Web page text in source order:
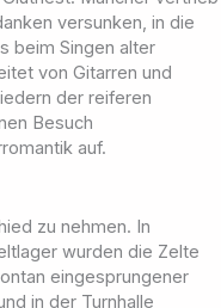
versunken, in die
beim Singen alter
von Gitarren und
der reiferen
Besuch
auf.
zu nehmen. In
wurden die Zelte
eingesprungener
in der Turnhalle